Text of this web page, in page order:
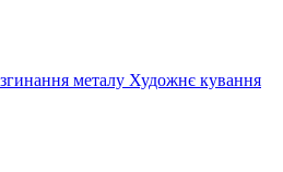
металу Художнє кування